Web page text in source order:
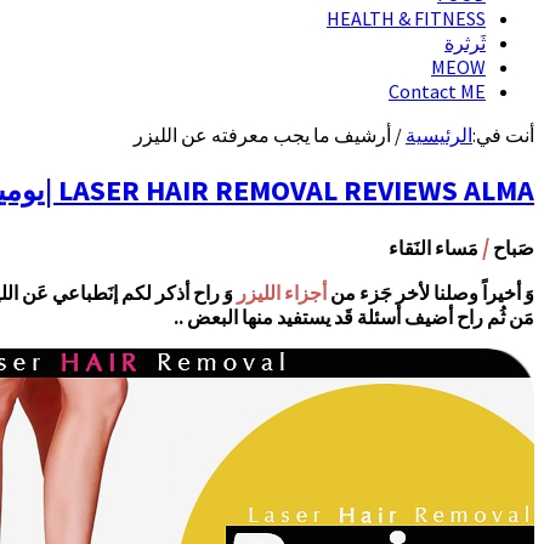
HEALTH & FITNESS
ثَرثرة
MEOW
Contact ME
أنت في:الرئيسية / أرشيف ما يجب معرفته عن الليزر
LASER HAIR REMOVAL REVIEWS ALMA |يومياتي مع الليزر سادس جلسة لإزالة شعر الجسم ( الجلسة الأخيرة ) ..
صَباح / مَساء النَقاء
وَ أخيراً وصلنا لأخر جَزء من أجزاء الليزر وَ راح أذكر لكم إنَطباعي عَن
مَن ثُم راح أضيف أسئلة قَد يستفيد منها البعض ..